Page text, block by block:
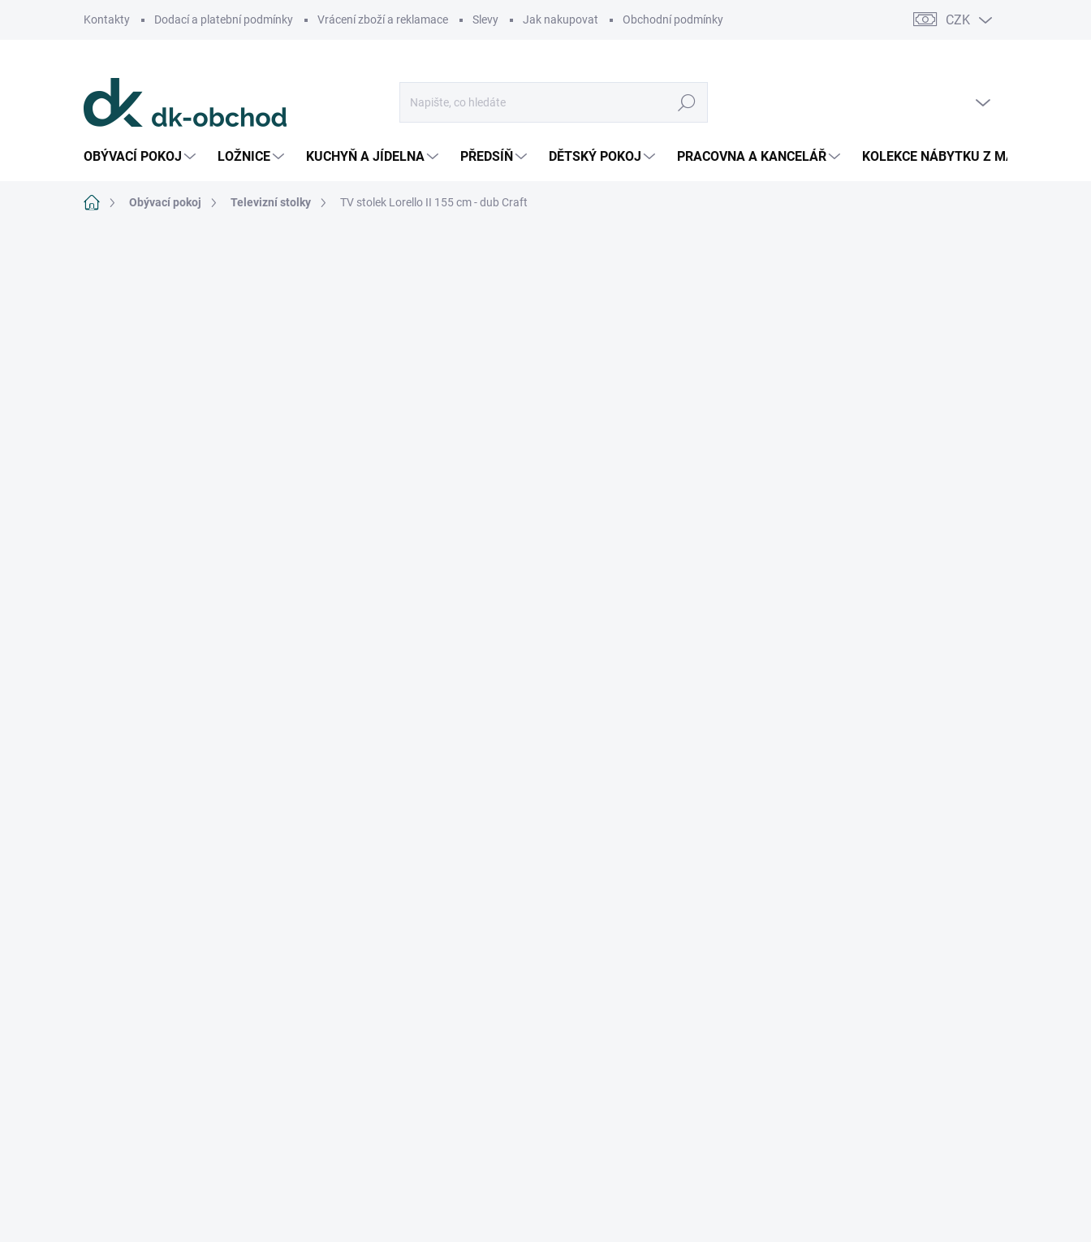
Kontakty Dodací a platební podmínky Vrácení zboží a reklamace Slevy Jak nakupovat Obchodní podmínky Podmínky ochrany osobních údajů Pojištění zásilky
CZK
Hledat
OBÝVACÍ POKOJ LOŽNICE KUCHYŇ A JÍDELNA PŘEDSÍŇ DĚTSKÝ POKOJ PRACOVNA A KANCELÁŘ KOLEKCE NÁBYTKU Z MASIVU
Domů Obývací pokoj Televizní stolky TV stolek Lorello II 155 cm - dub Craft